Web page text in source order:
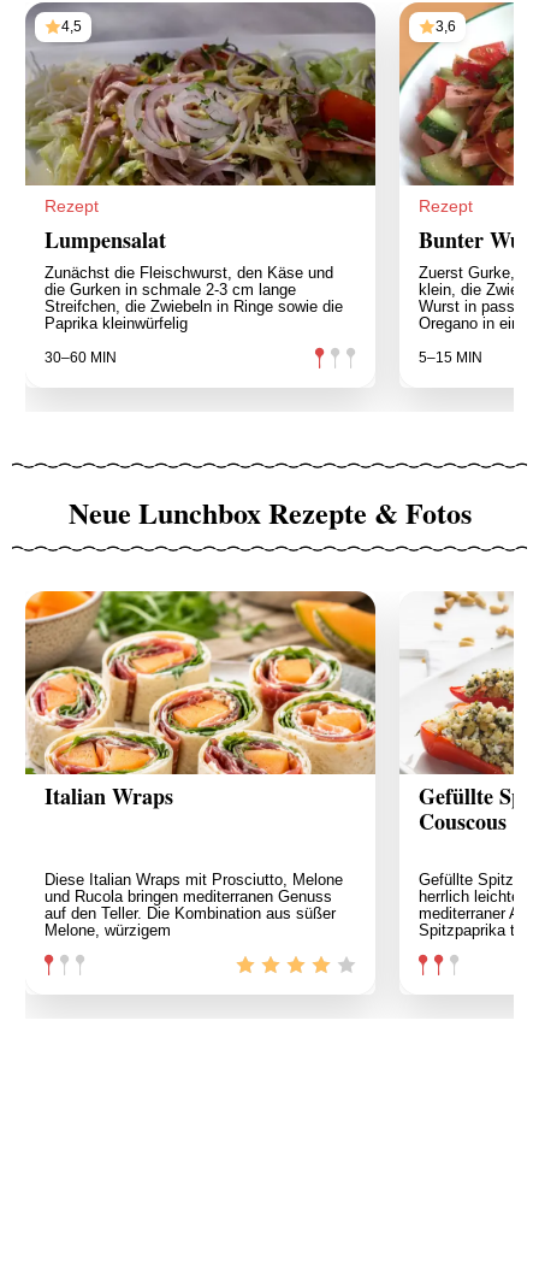
4,5
Rezept
Lumpensalat
Zunächst die Fleischwurst, den Käse und
die Gurken in schmale 2-3 cm lange
Streifchen, die Zwiebeln in Ringe sowie die
Paprika kleinwürfelig
30–60 MIN
3,6
Rezept
Bunter
Zuerst Gurke,
klein, die
Wurst in
Oregano in
5–15 MIN
Neue Lunchbox Rezepte & Fotos
Italian Wraps
Diese Italian Wraps mit Prosciutto, Melone
und Rucola bringen mediterranen Genuss
auf den Teller. Die Kombination aus süßer
Melone, würzigem
Gefüllte
Couscous
Gefüllte
herrlich leichtes
mediterraner
Spitzpaprika